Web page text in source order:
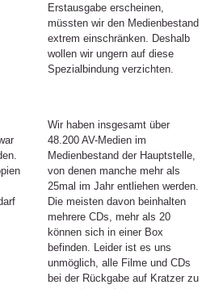
Erstausgabe erscheinen,
müssten wir den Medienbestand
extrem einschränken. Deshalb
wollen wir ungern auf diese
Spezialbindung verzichten.
Wir haben insgesamt über
48.200 AV-Medien im
Medienbestand der Hauptstelle,
von denen manche mehr als
25mal im Jahr entliehen werden.
Die meisten davon beinhalten
mehrere CDs, mehr als 20
können sich in einer Box
befinden. Leider ist es uns
unmöglich, alle Filme und CDs
bei der Rückgabe auf Kratzer zu